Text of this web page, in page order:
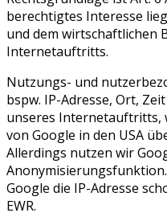
berechtigtes Interesse
und dem wirtschaftlichen
Internetauftritts.
Nutzungs- und
bspw. IP-Adresse, Ort,
unseres Internetauftritts,
von Google in den USA
Allerdings nutzen wir
Google die IP-Adresse
EWR.